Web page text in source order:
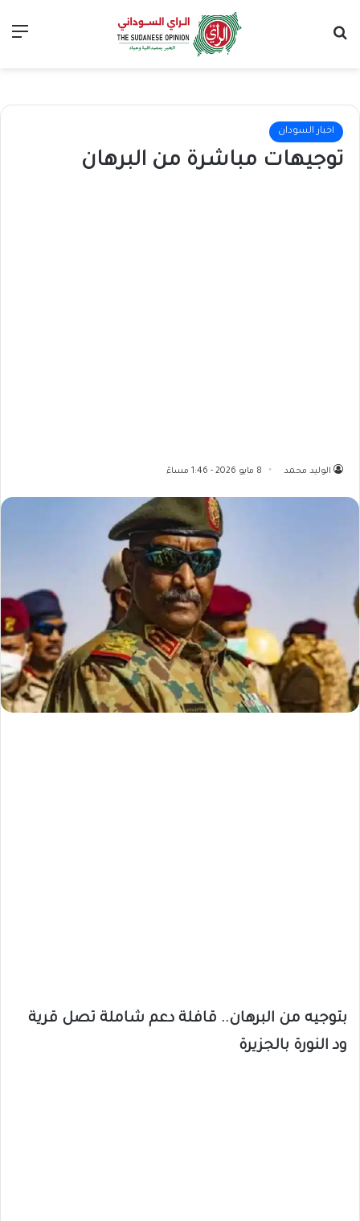
اخبار السودان
توجيهات مباشرة من البرهان
الوليد محمد 8 مايو 2026 - 1:46 مساءً
بتوجيه من البرهان.. قافلة دعم شاملة تصل قرية
ود النورة بالجزيرة